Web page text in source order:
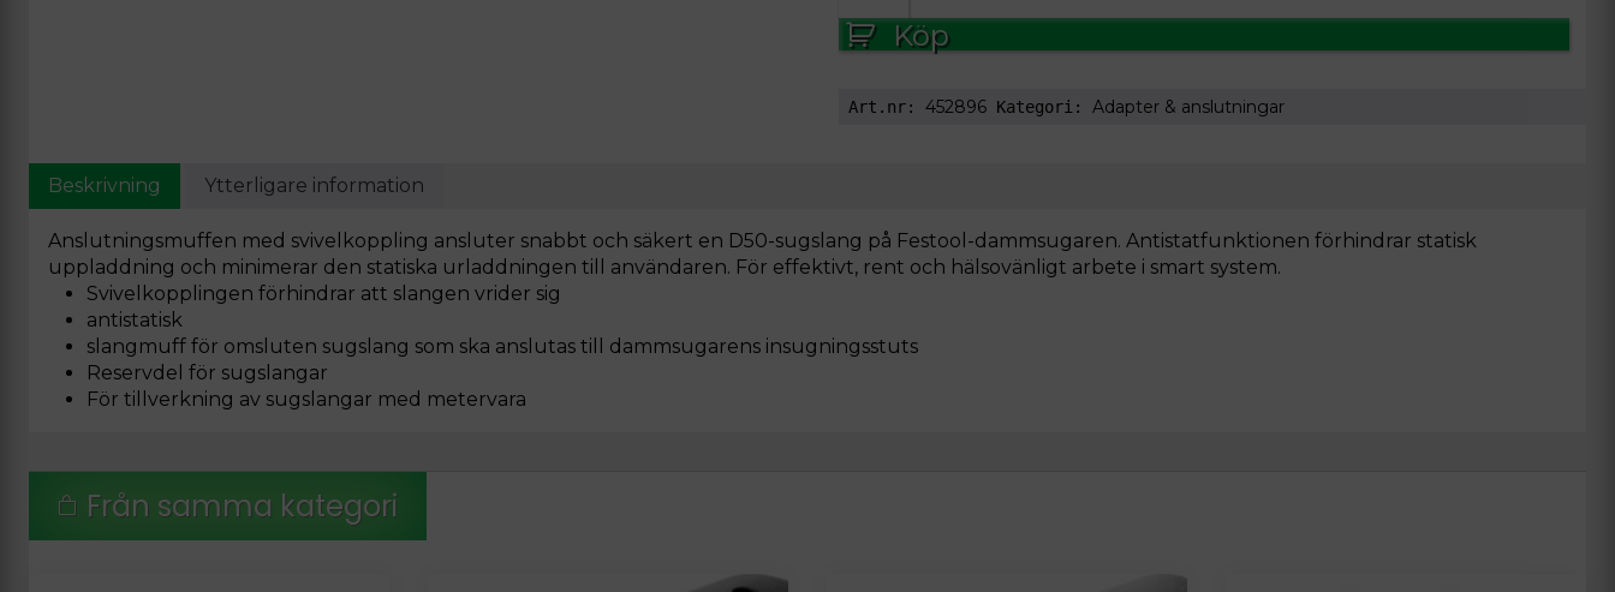
50
DAG-
mängd
Köp
Art.nr: 452896 Kategori: Adapter & anslutningar
Beskrivning Ytterligare information
Anslutningsmuffen med svivelkoppling ansluter snabbt och säkert en D50-sugslang på Festool-dammsugaren. Antistatfunktionen förhindrar statisk
uppladdning och minimerar den statiska urladdningen till användaren. För effektivt, rent och hälsovänligt arbete i smart system.
Svivelkopplingen förhindrar att slangen vrider sig
antistatisk
slangmuff för omsluten sugslang som ska anslutas till dammsugarens insugningsstuts
Reservdel för sugslangar
För tillverkning av sugslangar med metervara
Från samma kategori